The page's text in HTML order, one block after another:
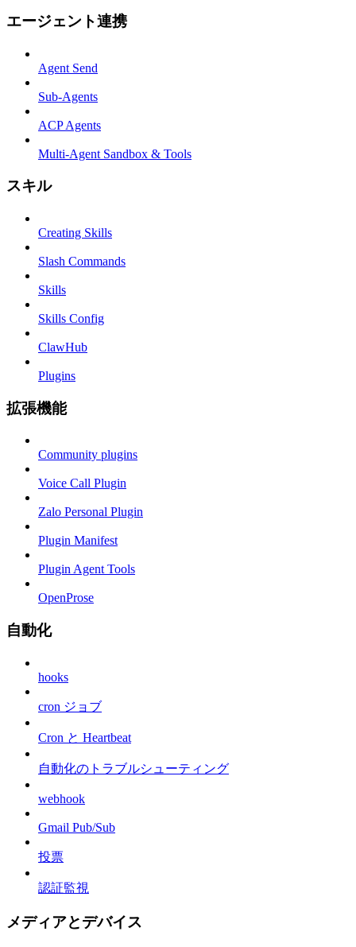
エージェント連携
Agent Send
Sub-Agents
ACP Agents
Multi-Agent Sandbox & Tools
スキル
Creating Skills
Slash Commands
Skills
Skills Config
ClawHub
Plugins
拡張機能
Community plugins
Voice Call Plugin
Zalo Personal Plugin
Plugin Manifest
Plugin Agent Tools
OpenProse
自動化
hooks
cron ジョブ
Cron と Heartbeat
自動化のトラブルシューティング
webhook
Gmail Pub/Sub
投票
認証監視
メディアとデバイス